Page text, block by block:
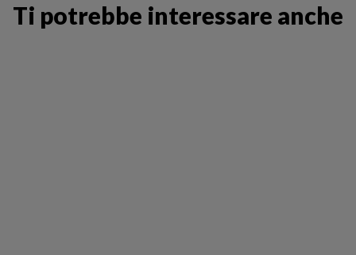
Ti potrebbe interessare anche